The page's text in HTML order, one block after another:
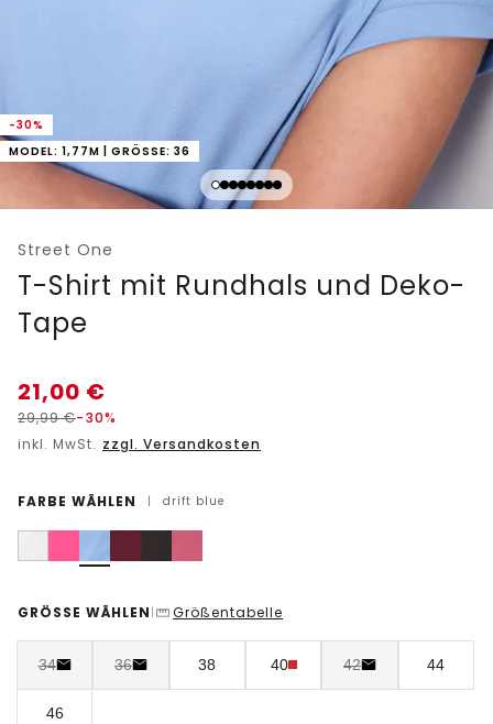
-30%
MODEL: 1,77M | GRÖSSE: 36
Street One
T-Shirt mit Rundhals und Deko-
Tape
21,00 €
29,99€-30%
inkl. MwSt. zzgl. Versandkosten
FARBE WÄHLEN | drift blue
GRÖSSE WÄHLEN | Größentabelle
34 36 38 40 42 44
46